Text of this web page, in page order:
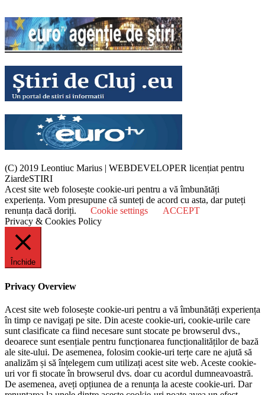
(C) 2019 Leontiuc Marius | WEBDEVELOPER licențiat pentru
ZiardeSTIRI
Acest site web folosește cookie-uri pentru a vă îmbunătăți
experiența. Vom presupune că sunteți de acord cu asta, dar puteți
renunța dacă doriți.
Cookie settings
ACCEPT
Privacy & Cookies Policy
Închide
Privacy Overview
Acest site web folosește cookie-uri pentru a vă îmbunătăți experiența
în timp ce navigați pe site. Din aceste cookie-uri, cookie-urile care
sunt clasificate ca fiind necesare sunt stocate pe browserul dvs.,
deoarece sunt esențiale pentru funcționarea funcționalităților de bază
ale site-ului. De asemenea, folosim cookie-uri terțe care ne ajută să
analizăm și să înțelegem cum utilizați acest site web. Aceste cookie-
uri vor fi stocate în browserul dvs. doar cu acordul dumneavoastră.
De asemenea, aveți opțiunea de a renunța la aceste cookie-uri. Dar